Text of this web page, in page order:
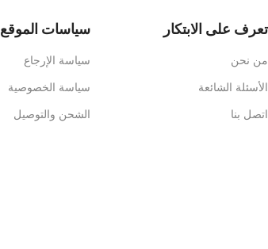
تعرف على الابتكار
من نحن
الأسئلة الشائعة
اتصل بنا
سياسات الموقع
سياسة الإرجاع
سياسة الخصوصية
الشحن والتوصيل